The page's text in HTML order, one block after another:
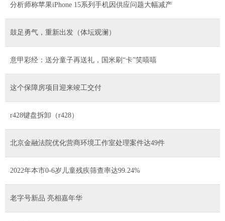
分析师称苹果iPhone 15系列手机因供应问题大幅减产
鼓足勇气，重新出发（体坛观澜）
意甲彩经：送分童子再送礼，国米刷“卡”笑嘻嘻
这个保障房项目迎来竣工交付
r428键盘拆卸（r428）
北京金融法院优化营商环境工作室处理案件达49件
2022年本市0-6岁儿童残疾筛查率达99.24%
老字号新品 亮相嘉年华